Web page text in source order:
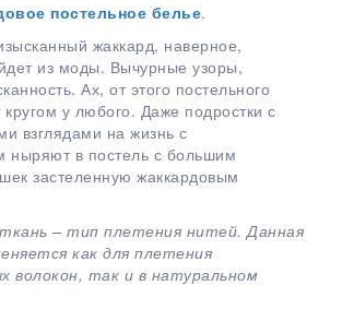
постельное белье.
жаккард, наверное,
из моды. Вычурные узоры,
Ах, от этого постельного
кругом у любого. Даже подростки с
взглядами на жизнь с
ныряют в постель с большим
застеленную жаккардовым
– тип плетения нитей. Данная
как для плетения
волокон, так и в натуральном